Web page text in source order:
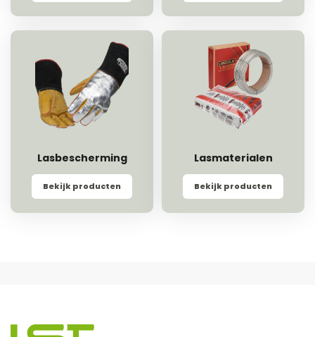
Lasbescherming
Bekijk producten
Lasmaterialen
Bekijk producten